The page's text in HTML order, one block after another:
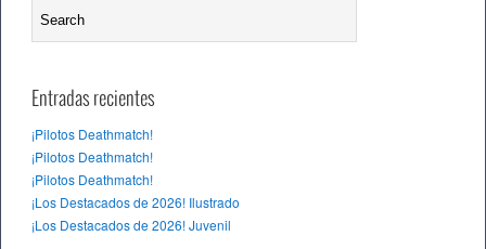
Entradas recientes
¡Pilotos Deathmatch!
¡Pilotos Deathmatch!
¡Pilotos Deathmatch!
¡Los Destacados de 2026! Ilustrado
¡Los Destacados de 2026! Juvenil